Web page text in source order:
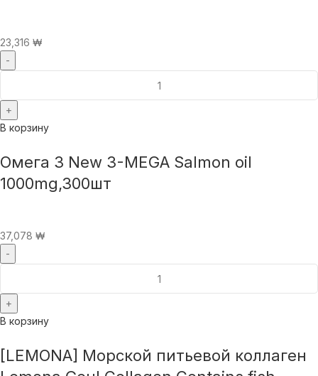
23,316 ₩
В корзину
Омега 3 New 3-MEGA Salmon oil
1000mg,300шт
37,078 ₩
В корзину
[LEMONA] Морской питьевой коллаген